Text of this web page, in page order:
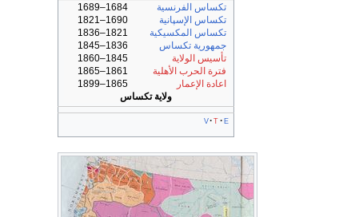
تكساس الفرنسية
1684–1689
تكساس الإسپانية
1690–1821
تكساس المكسيكية
1821–1836
جمهورية تكساس
1836–1845
تأسيس الولاية
1845–1860
فترة الحرب الأهلية
1861–1865
اعادة الإعمار
1865–1899
ولاية تكساس
v t e